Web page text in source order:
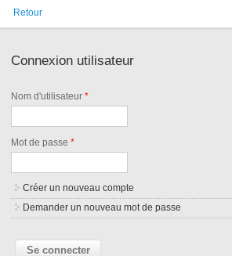
Retour
Connexion utilisateur
Nom d'utilisateur*
Mot de passe*
Créer un nouveau compte
Demander un nouveau mot de passe